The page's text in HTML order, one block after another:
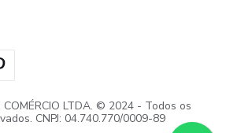
COMÉRCIO LTDA. © 2024 - Todos os
CNPJ: 04.740.770/0009-89